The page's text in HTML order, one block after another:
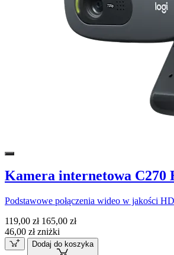
Kamera internetowa C270
Podstawowe połączenia wideo w jakości
119,00 zł 165,00 zł
46,00 zł zniżki
Dodaj do koszyka